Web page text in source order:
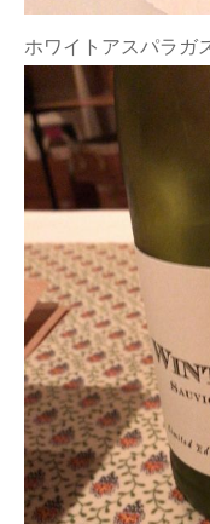
ホワイトアスパラガ